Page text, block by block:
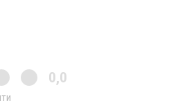
0,0